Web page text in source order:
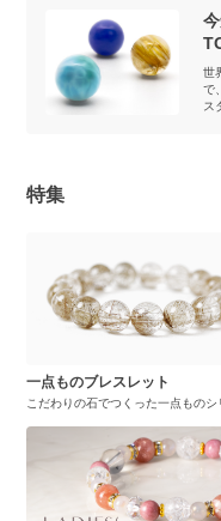
世
で
ス
特集
一点ものブレスレット
こだわりの石でつくった一点ものシ